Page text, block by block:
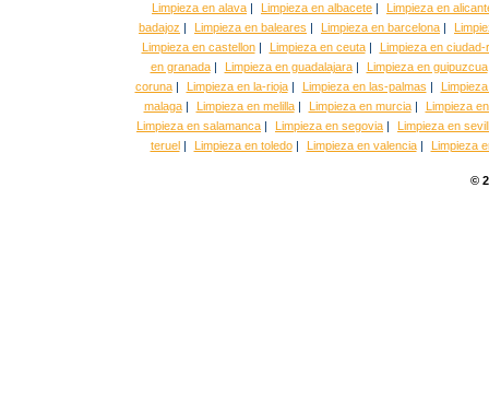
Limpieza en alava | Limpieza en albacete |
Limpieza en
badajoz | Limpieza en baleares | Limpieza en barcelona |
Limpieza en castellon| Limpieza en ceuta|
Limpieza en ciudad-
en granada| Limpieza en guadalajara| Limpieza en guipuzcua
coruna| Limpieza en la-rioja| Limpieza en las-palmas |
malaga| Limpieza en melilla| Limpieza en murcia|
Limpieza
Limpieza en salamanca | Limpieza en segovia |
Limpieza en
teruel| Limpieza en toledo| Limpieza en valencia| Limpieza
©